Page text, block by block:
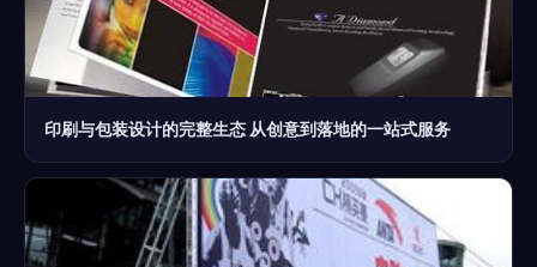
印刷与包装设计的完整生态 从创意到落地的一站式服务